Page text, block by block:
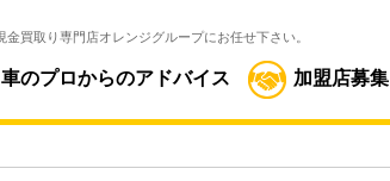
買取り専門店オレンジグループにお任せ下さい。
車のプロからのアドバイス 加盟店募集